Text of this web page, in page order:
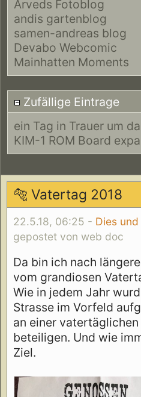
Arveds Fotoblog
andis gartenblog
samen-andreas blog
Devabo Webcomic
Mainhatten Moments
Zufällige Eintrage
ein Tag in Trauer um
KIM-1 ROM Board
🐅 Vatertag 2018
22.5.18, 06:25 - Dies
gepostet von web doc
Da bin ich nach
vom grandiosen
Wie in jedem Jahr
Strasse im Vorfeld
an einer vatertäglichen
beteiligen. Und wie
Ziel.